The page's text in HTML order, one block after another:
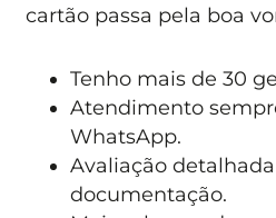
cartão passa pela boa
Tenho mais de 30
Atendimento
WhatsApp.
Avaliação
documentação.